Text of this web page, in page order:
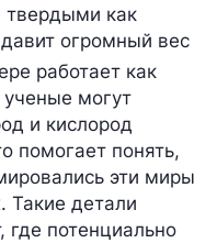
твердыми как
огромный вес
работает как
могут
и кислород
помогает понять,
эти миры
Такие детали
где потенциально